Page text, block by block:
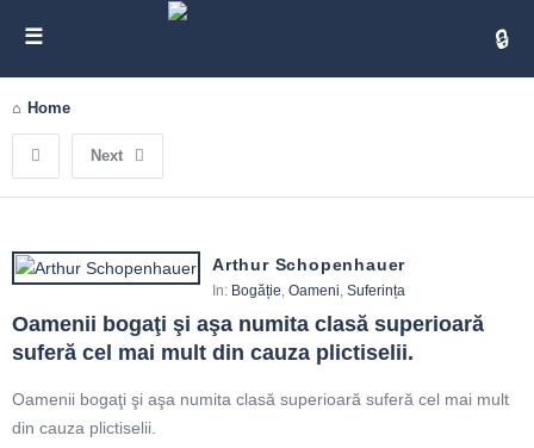
Home
Next
Arthur Schopenhauer
In: Bogăție, Oameni, Suferința
Oamenii bogaţi şi aşa numita clasă superioară
suferă cel mai mult din cauza plictiselii.
Oamenii bogaţi şi aşa numita clasă superioară suferă cel mai mult
din cauza plictiselii.